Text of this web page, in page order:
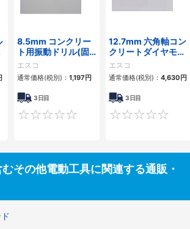
0
8.5mm コンクリー
ト用振動ドリル(固
定型)
エスコ
通常価格(税別)： 1,197円
3日目
0
12.7mm 六角軸コン
クリートダイヤモン
ドビット
エスコ
通常価格(税別)： 4,630円
3日目
その他電動工具に関連する通販・